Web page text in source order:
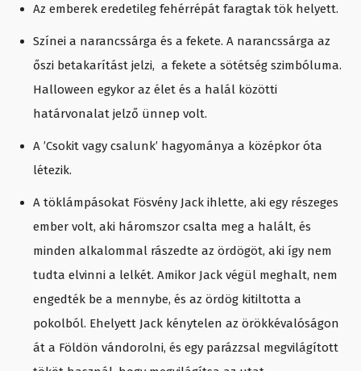
Az emberek eredetileg fehérrépát faragtak tök helyett.
Színei a narancssárga és a fekete. A narancssárga az
őszi betakarítást jelzi, a fekete a sötétség szimbóluma.
Halloween egykor az élet és a halál közötti
határvonalat jelző ünnep volt.
A ’Csokit vagy csalunk’ hagyománya a középkor óta
létezik.
A töklámpásokat Fösvény Jack ihlette, aki egy részeges
ember volt, aki háromszor csalta meg a halált, és
minden alkalommal rászedte az ördögöt, aki így nem
tudta elvinni a lelkét. Amikor Jack végül meghalt, nem
engedték be a mennybe, és az ördög kitiltotta a
pokolból. Ehelyett Jack kénytelen az örökkévalóságon
át a Földön vándorolni, és egy parázzsal megvilágított